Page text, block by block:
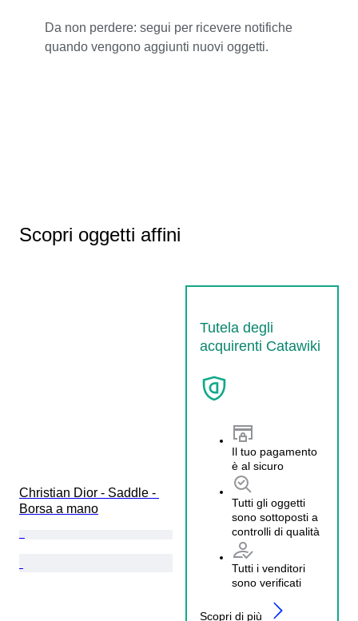
Da non perdere: segui per ricevere notifiche
quando vengono aggiunti nuovi oggetti.
Scopri oggetti affini
Tutela degli
acquirenti Catawiki
Il tuo pagamento
è al sicuro
Tutti gli oggetti
sono sottoposti a
controlli di qualità
Tutti i venditori
sono verificati
Scopri di più
Christian Dior - Saddle -
Borsa a mano